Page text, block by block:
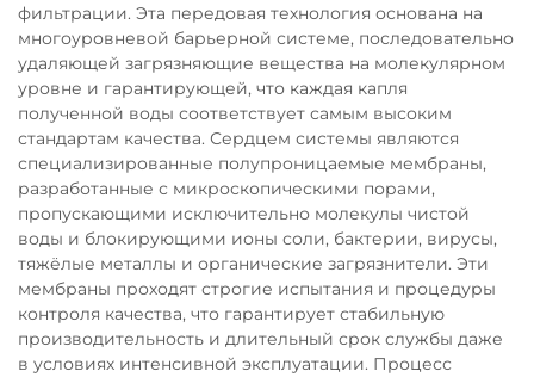
фильтрации. Эта передовая технология основана на
многоуровневой барьерной системе, последовательно
удаляющей загрязняющие вещества на молекулярном
уровне и гарантирующей, что каждая капля
полученной воды соответствует самым высоким
стандартам качества. Сердцем системы являются
специализированные полупроницаемые мембраны,
разработанные с микроскопическими порами,
пропускающими исключительно молекулы чистой
воды и блокирующими ионы соли, бактерии, вирусы,
тяжёлые металлы и органические загрязнители. Эти
мембраны проходят строгие испытания и процедуры
контроля качества, что гарантирует стабильную
производительность и длительный срок службы даже
в условиях интенсивной эксплуатации. Процесс